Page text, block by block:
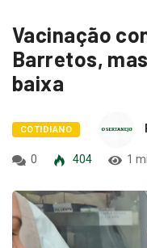
Vacinação
Barretos,
baixa
COTIDIANO
0 404 1